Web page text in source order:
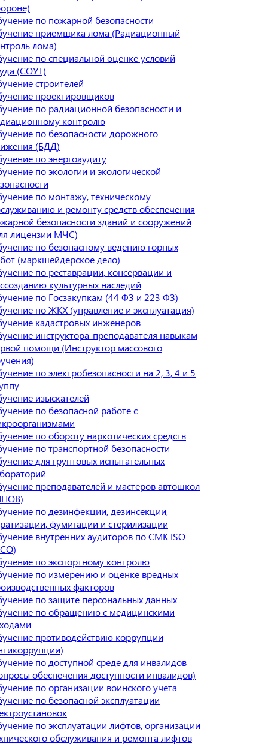
по пожарной безопасности
приемщика лома (Радиационный
лома)
по специальной оценке условий
(СОУТ)
строителей
проектировщиков
по радиационной безопасности и
контролю
по безопасности дорожного
(БДД)
по энергоаудиту
по экологии и экологической
по монтажу, техническому
и ремонту средств обеспечения
безопасности зданий и сооружений
лицензии МЧС)
по безопасному ведению горных
(маркшейдерское дело)
по реставрации, консервации и
культурных наследий
по Госзакупкам (44 ФЗ и 223 ФЗ)
по ЖКХ (управление и эксплуатация)
кадастровых инженеров
инструктора-преподавателя навыкам
помощи (Инструктор массового
по электробезопасности на 2, 3, 4 и 5
изыскателей
по безопасной работе с
по обороту наркотических средств
по транспортной безопасности
для грунтовых испытательных
преподавателей и мастеров автошкол
по дезинфекции, дезинсекции,
фумигации и стерилизации
внутренних аудиторов по СМК ISO
по экспортному контролю
по измерению и оценке вредных
факторов
по защите персональных данных
по обращению с медицинскими
противодействию коррупции
по доступной среде для инвалидов
обеспечения доступности инвалидов)
по организации воинского учета
по безопасной эксплуатации
по эксплуатации лифтов, организации
обслуживания и ремонта лифтов